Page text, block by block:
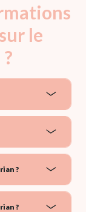
le
?
?